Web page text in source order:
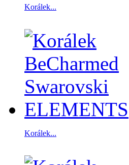
Korálek...
Korálek...